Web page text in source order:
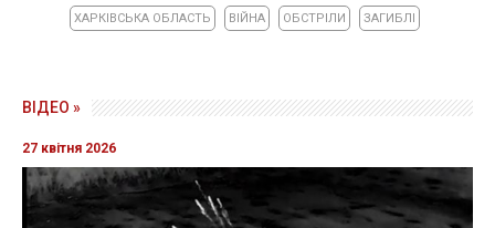
ХАРКІВСЬКА ОБЛАСТЬ ВІЙНА ОБСТРІЛИ ЗАГИБЛІ
ВІДЕО »
27 квітня 2026